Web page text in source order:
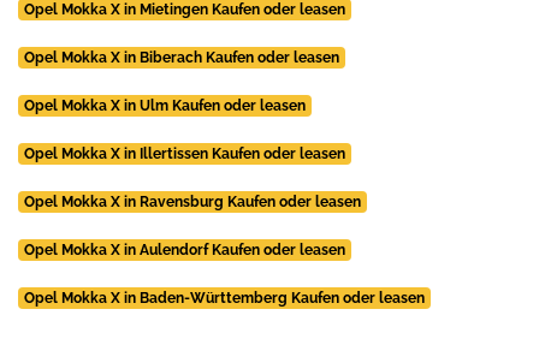
Opel Mokka X in Mietingen Kaufen oder leasen
Opel Mokka X in Biberach Kaufen oder leasen
Opel Mokka X in Ulm Kaufen oder leasen
Opel Mokka X in Illertissen Kaufen oder leasen
Opel Mokka X in Ravensburg Kaufen oder leasen
Opel Mokka X in Aulendorf Kaufen oder leasen
Opel Mokka X in Baden-Württemberg Kaufen oder leasen